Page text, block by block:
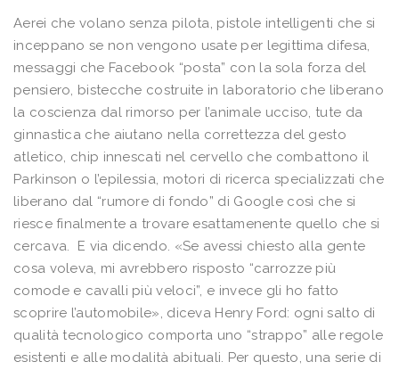
Aerei che volano senza pilota, pistole intelligenti che si
inceppano se non vengono usate per legittima difesa,
messaggi che Facebook “posta” con la sola forza del
pensiero, bistecche costruite in laboratorio che liberano
la coscienza dal rimorso per l’animale ucciso, tute da
ginnastica che aiutano nella correttezza del gesto
atletico, chip innescati nel cervello che combattono il
Parkinson o l’epilessia, motori di ricerca specializzati che
liberano dal “rumore di fondo” di Google così che si
riesce finalmente a trovare esattamenente quello che si
cercava. E via dicendo. «Se avessi chiesto alla gente
cosa voleva, mi avrebbero risposto “carrozze più
comode e cavalli più veloci”, e invece gli ho fatto
scoprire l’automobile», diceva Henry Ford: ogni salto di
qualità tecnologico comporta uno “strappo” alle regole
esistenti e alle modalità abituali. Per questo, una serie di